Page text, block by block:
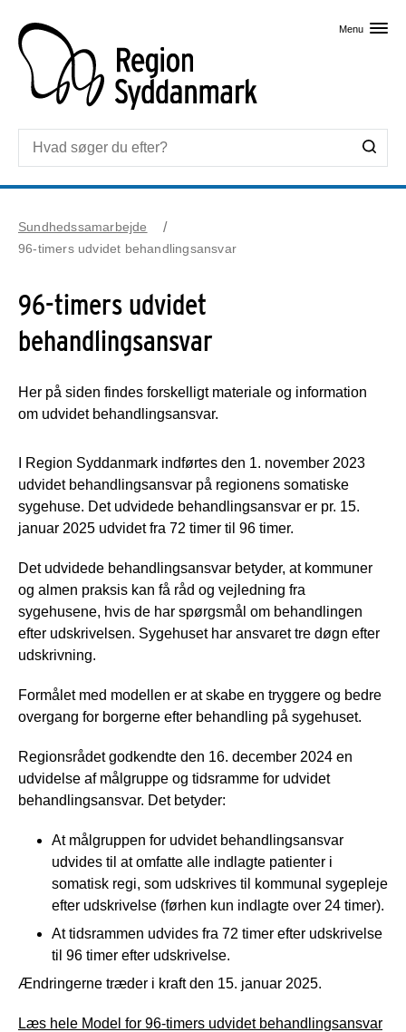
Menu
Sundhedssamarbejde
96-timers udvidet behandlingsansvar
96-timers udvidet
behandlingsansvar
Her på siden findes forskelligt materiale og information
om udvidet behandlingsansvar.
I Region Syddanmark indførtes den 1. november 2023
udvidet behandlingsansvar på regionens somatiske
sygehuse. Det udvidede behandlingsansvar er pr. 15.
januar 2025 udvidet fra 72 timer til 96 timer.
Det udvidede behandlingsansvar betyder, at kommuner
og almen praksis kan få råd og vejledning fra
sygehusene, hvis de har spørgsmål om behandlingen
efter udskrivelsen. Sygehuset har ansvaret tre døgn efter
udskrivning.
Formålet med modellen er at skabe en tryggere og bedre
overgang for borgerne efter behandling på sygehuset.
Regionsrådet godkendte den 16. december 2024 en
udvidelse af målgruppe og tidsramme for udvidet
behandlingsansvar. Det betyder:
At målgruppen for udvidet behandlingsansvar
udvides til at omfatte alle indlagte patienter i
somatisk regi, som udskrives til kommunal sygepleje
efter udskrivelse (førhen kun indlagte over 24 timer).
At tidsrammen udvides fra 72 timer efter udskrivelse
til 96 timer efter udskrivelse.
Ændringerne træder i kraft den 15. januar 2025.
Læs hele Model for 96-timers udvidet behandlingsansvar